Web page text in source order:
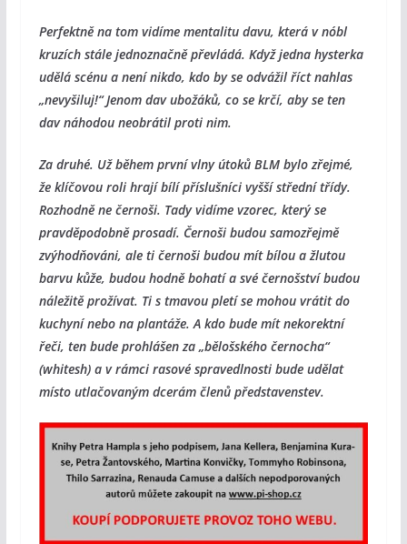
Perfektně na tom vidíme mentalitu davu, která v nóbl
kruzích stále jednoznačně převládá. Když jedna hysterka
udělá scénu a není nikdo, kdo by se odvážil říct nahlas
„nevyšiluj!“ Jenom dav ubožáků, co se krčí, aby se ten
dav náhodou neobrátil proti nim.
Za druhé. Už během první vlny útoků BLM bylo zřejmé,
že klíčovou roli hrají bílí příslušníci vyšší střední třídy.
Rozhodně ne černoši. Tady vidíme vzorec, který se
pravděpodobně prosadí. Černoši budou samozřejmě
zvýhodňováni, ale ti černoši budou mít bílou a žlutou
barvu kůže, budou hodně bohatí a své černošství budou
náležitě prožívat. Ti s tmavou pletí se mohou vrátit do
kuchyní nebo na plantáže. A kdo bude mít nekorektní
řeči, ten bude prohlášen za „bělošského černocha“
(whitesh) a v rámci rasové spravedlnosti bude udělat
místo utlačovaným dcerám členů představenstev.